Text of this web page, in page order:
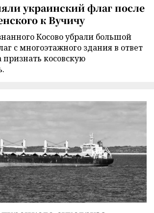
украинский флаг после
к Вучичу
Косово убрали большой
с многоэтажного здания в ответ
признать косовскую